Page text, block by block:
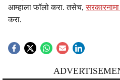
आम्हाला फॉलो करा. तसेच,
करा.